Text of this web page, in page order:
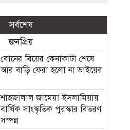
সর্বশেষ
জনপ্রিয়
বোনের বিয়ের কেনাকাটা শেষে
আর বাড়ি ফেরা হলো না ভাইয়ের
শাহজালাল জামেয়া ইসলামিয়ায়
বার্ষিক সাংস্কৃতিক পুরস্কার বিতরণ
সম্পন্ন